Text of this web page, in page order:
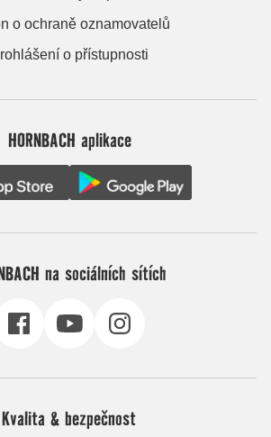
o ochraně oznamovatelů
o přístupnosti
HORNBACH aplikace
na sociálních sítích
Kvalita & bezpečnost